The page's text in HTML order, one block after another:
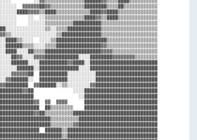
▓▓▓▓▓▓██▓▓▒▒▒▒▒▒▒▒▒▒▒▒████████▒▒▒▒██▒▒▒▒▒▒▒▒▒▒▒▒
░░  ░░▒▒▒▒▒▒▒▒▒▒▒▒▒▒████▓▓▒▒████▒▒▒▒▒▒▒▒▒▒▒▒▒▒
░░░░░░▒▒▒▒▒▒▒▒▒▒██████████▒▒▒▒▒▒▒▒▒▒▒▒▒▒▒▒▒▒▒▒
░░░░▒▒██████████████████▒▒▒▒▒▒▒▒▒▒▒▒▒▒▒▒▒▒
██████████░░░░░░░░░░██████████████████████
██████████░░░░░░░░░░██████████████████████
▓▓██████░░▒▒░░░░░░░░▓▓██████████████████████
░░░░██████████████████████████
░░██████████████████████████
▓▓  ▓▓▓▓      ██████████████████████████
██▒▒▒▒▒▒▒▒    ██████████████████████████
██████▒▒████████████████████████████████